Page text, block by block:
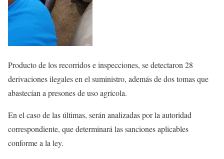
Producto de los recorridos e inspecciones, se detectaron 28
derivaciones ilegales en el suministro, además de dos tomas que
abastecían a presones de uso agrícola.
En el caso de las últimas, serán analizadas por la autoridad
correspondiente, que determinará las sanciones aplicables
conforme a la ley.